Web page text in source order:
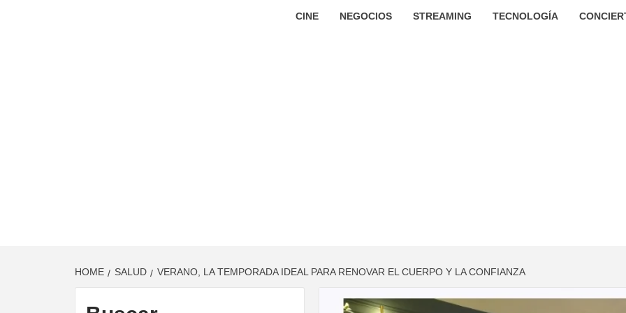
CINE NEGOCIOS STREAMING TECNOLOGÍA
HOME SALUD VERANO, LA TEMPORADA IDEAL PARA RENOVAR EL CUERPO Y LA CONFIANZA